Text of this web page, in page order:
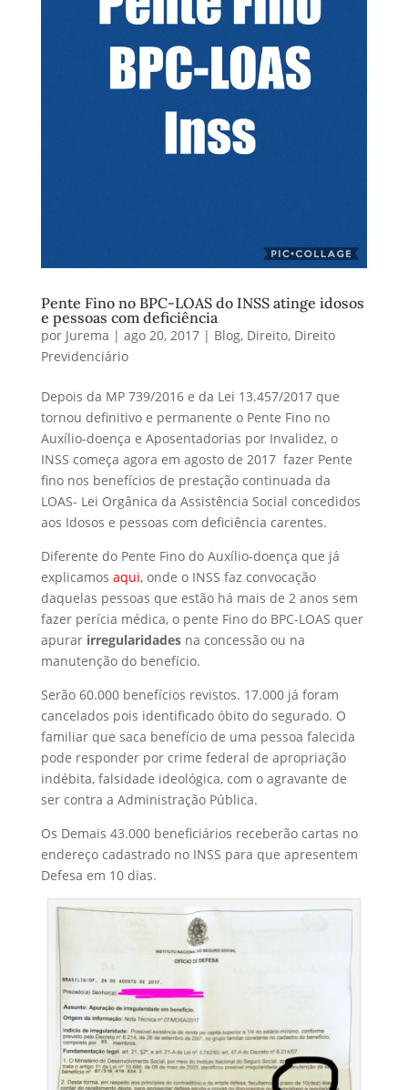
Pente Fino no BPC-LOAS do INSS atinge idosos
e pessoas com deficiência
por Jurema | ago 20, 2017| Blog, Direito, Direito
Previdenciário
Depois da MP 739/2016 e da Lei 13.457/2017 que
tornou definitivo e permanente o Pente Fino no
Auxílio-doença e Aposentadorias por Invalidez, o
INSS começa agora em agosto de 2017 fazer Pente
fino nos benefícios de prestação continuada da
LOAS- Lei Orgânica da Assistência Social concedidos
aos Idosos e pessoas com deficiência carentes.
Diferente do Pente Fino do Auxílio-doença que já
explicamos aqui, onde o INSS faz convocação
daquelas pessoas que estão há mais de 2 anos sem
fazer perícia médica, o pente Fino do BPC-LOAS quer
apurar irregularidadesna concessão ou na
manutenção do benefício.
Serão 60.000 benefícios revistos. 17.000 já foram
cancelados pois identificado óbito do segurado. O
familiar que saca benefício de uma pessoa falecida
pode responder por crime federal de apropriação
indébita, falsidade ideológica, com o agravante de
ser contra a Administração Pública.
Os Demais 43.000 beneficiários receberão cartas no
endereço cadastrado no INSS para que apresentem
Defesa em 10 dias.